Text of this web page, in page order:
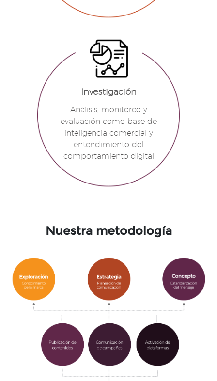
Investigación
Análisis, monitoreo y
evaluación como base de
inteligencia comercial y
entendimiento del
comportamiento digital
Nuestra metodología